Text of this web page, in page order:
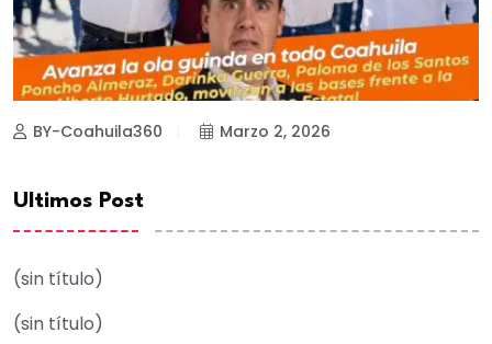
BY-Coahuila360 Marzo 2, 2026
Ultimos Post
(sin título)
(sin título)